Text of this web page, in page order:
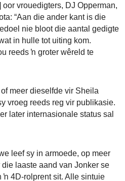
vrouedigters, DJ Opperman,
“Aan die ander kant is die
nie bloot die aantal gedigte
in hulle tot uiting kom.
reeds ŉ groter wêreld te
meer dieselfde vir Sheila
vroeg reeds reg vir publikasie.
later internasionale status sal
leef sy in armoede, op meer
laaste aand van Jonker se
ŉ 4D-rolprent sit. Alle sintuie